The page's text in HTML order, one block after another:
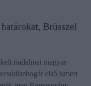
Brüsszel
riadalmat magyar–
első ismert